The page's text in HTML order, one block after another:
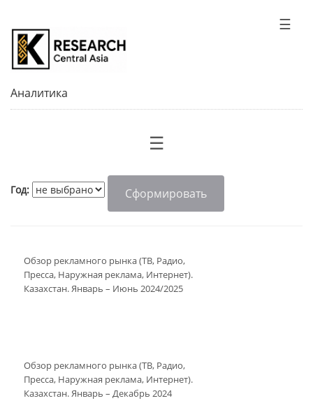
☰
Аналитика
☰
Год:
Обзор рекламного рынка (ТВ, Радио,
Пресса, Наружная реклама, Интернет).
Казахстан. Январь – Июнь 2024/2025
Обзор рекламного рынка (ТВ, Радио,
Пресса, Наружная реклама, Интернет).
Казахстан. Январь – Декабрь 2024